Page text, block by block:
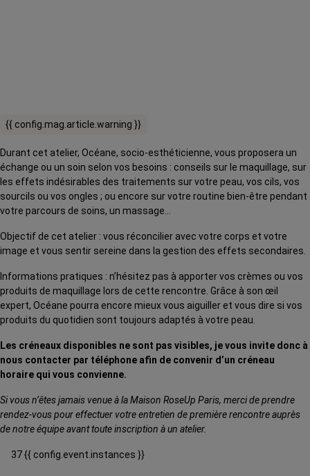
{{ config.mag.article.warning }}
Durant cet atelier, Océane, socio-esthéticienne, vous proposera un
échange ou un soin selon vos besoins : conseils sur le maquillage, sur
les effets indésirables des traitements sur votre peau, vos cils, vos
sourcils ou vos ongles ; ou encore sur votre routine bien-être pendant
votre parcours de soins, un massage…
Objectif de cet atelier : vous réconcilier avec votre corps et votre
image et vous sentir sereine dans la gestion des effets secondaires.
Informations pratiques : n’hésitez pas à apporter vos crèmes ou vos
produits de maquillage lors de cette rencontre. Grâce à son œil
expert, Océane pourra encore mieux vous aiguiller et vous dire si vos
produits du quotidien sont toujours adaptés à votre peau.
Les créneaux disponibles ne sont pas visibles, je vous invite donc à
nous contacter par téléphone afin de convenir d’un créneau
horaire qui vous convienne.
Si vous n’êtes jamais venue à la Maison RoseUp Paris, merci de prendre
rendez-vous pour effectuer votre entretien de première rencontre auprès
de notre équipe avant toute inscription à un atelier.
37 {{ config.event.instances }}